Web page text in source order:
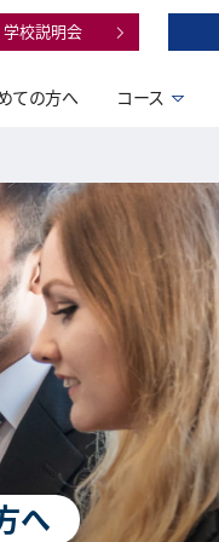
学校説明会
ての方へ コース
へ